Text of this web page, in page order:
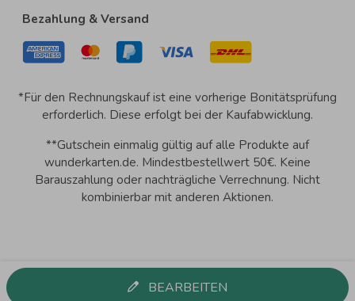
BEARBEITEN
Bezahlung & Versand
*Für den Rechnungskauf ist eine vorherige Bonitätsprüfung
erforderlich. Diese erfolgt bei der Kaufabwicklung.
**Gutschein einmalig gültig auf alle Produkte auf
wunderkarten.de. Mindestbestellwert 50€. Keine
Barauszahlung oder nachträgliche Verrechnung. Nicht
kombinierbar mit anderen Aktionen.